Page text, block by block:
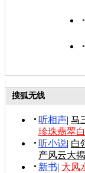
搜狐无线
听相声| 马
珍珠翡翠
听小说| 白
产风云大
新书| 大风